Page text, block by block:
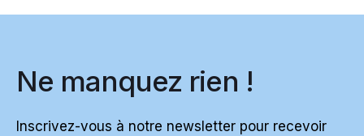
Ne manquez rien !
Inscrivez-vous à notre newsletter pour recevoir